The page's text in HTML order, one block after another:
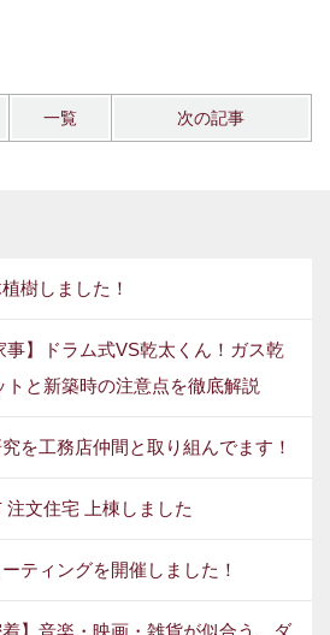
一覧 次の記事
樹しました！
事】ドラム式VS乾太くん！ガス乾
と新築時の注意点を徹底解説
を工務店仲間と取り組んでます！
注文住宅 上棟しました
ティングを開催しました！